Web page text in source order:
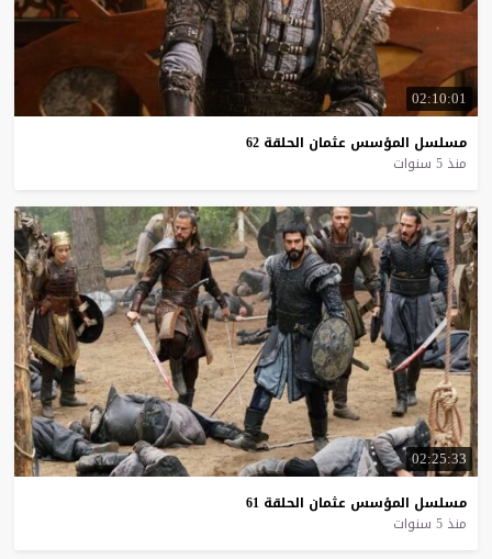
02:10:01
مسلسل المؤسس عثمان الحلقة 62
منذ 5 سنوات
02:25:33
مسلسل المؤسس عثمان الحلقة 61
منذ 5 سنوات